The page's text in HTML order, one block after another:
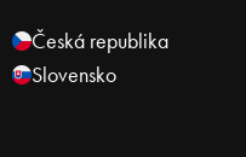
Česká republika
Slovensko